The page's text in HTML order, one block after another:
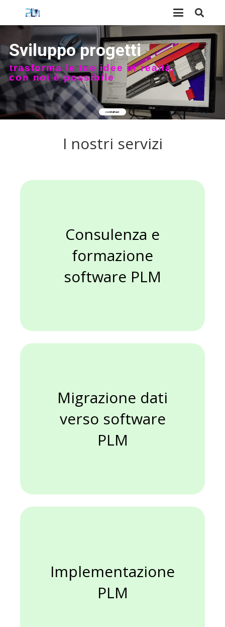
Sviluppo progetti
trasforma e tue id ee in realtà,
contattaci
con noi è possibi e
I nostri servizi
Consulenza e
formazione
software PLM
Migrazione dati
verso software
PLM
Implementazione
PLM